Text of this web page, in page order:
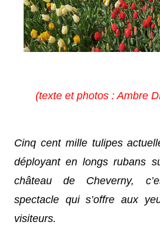
(texte et photos : Ambre
Cinq cent mille tulipes
déployant en longs rubans
château de Cheverny,
spectacle qui s’offre aux
visiteurs.